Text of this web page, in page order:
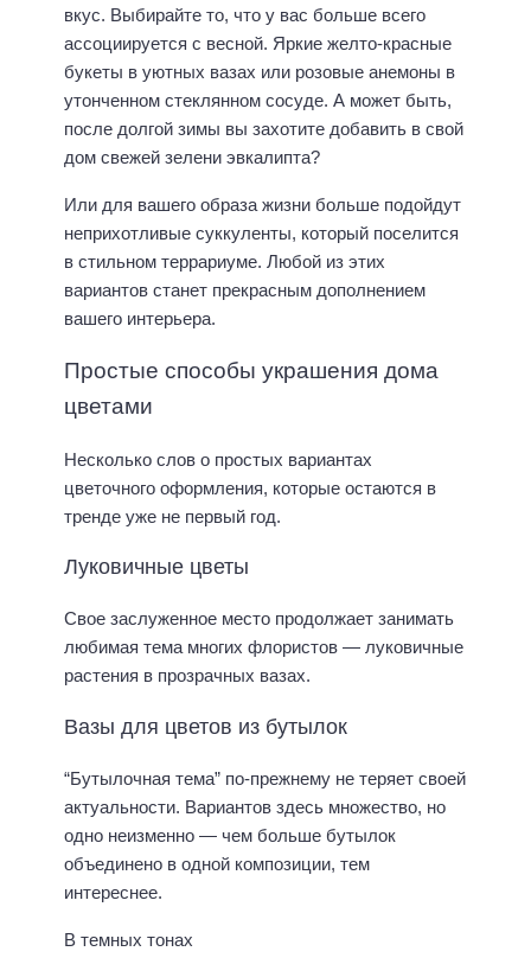
вкус. Выбирайте то, что у вас больше всего
ассоциируется с весной. Яркие желто-красные
букеты в уютных вазах или розовые анемоны в
утонченном стеклянном сосуде. А может быть,
после долгой зимы вы захотите добавить в свой
дом свежей зелени эвкалипта?
Или для вашего образа жизни больше подойдут
неприхотливые суккуленты, который поселится
в стильном террариуме. Любой из этих
вариантов станет прекрасным дополнением
вашего интерьера.
Простые способы украшения дома
цветами
Несколько слов о простых вариантах
цветочного оформления, которые остаются в
тренде уже не первый год.
Луковичные цветы
Свое заслуженное место продолжает занимать
любимая тема многих флористов — луковичные
растения в прозрачных вазах.
Вазы для цветов из бутылок
“Бутылочная тема” по-прежнему не теряет своей
актуальности. Вариантов здесь множество, но
одно неизменно — чем больше бутылок
объединено в одной композиции, тем
интереснее.
В темных тонах